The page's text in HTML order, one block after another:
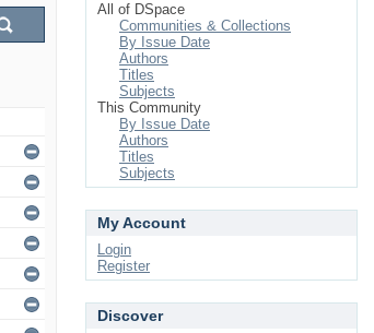
All of DSpace
Communities & Collections
By Issue Date
Authors
Titles
Subjects
This Community
By Issue Date
Authors
Titles
Subjects
My Account
Login
Register
Discover